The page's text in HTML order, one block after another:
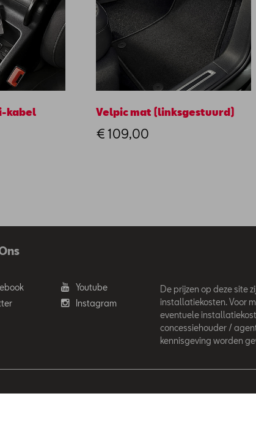
kabel Velpic mat (linksgestuurd)
€ 109,00
Youtube
Instagram
De prijzen op deze site
installatiekosten. Voor
eventuele
concessiehouder /
kennisgeving worden